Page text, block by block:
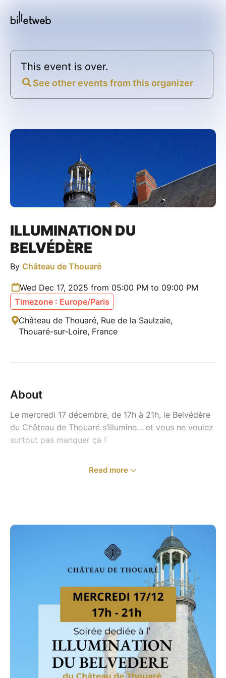
This event is over.
See other events from this organizer
ILLUMINATION DU
BELVÉDÈRE
By Château de Thouaré
Wed Dec 17, 2025 from 05:00 PM to 09:00 PM
Timezone : Europe/Paris
Château de Thouaré, Rue de la Saulzaie,
Thouaré-sur-Loire, France
About
Le mercredi 17 décembre, de 17h à 21h, le Belvédère
du Château de Thouaré s’illumine… et vous ne voulez
surtout pas manquer ça !
de Noël
- Marshmallows à griller pour une dégustation sous la
- Ateliers de confection de suspensions pour sapin
- à 19h : Illumination du Belvédère avec un mot des
… et d’autres ateliers et animations sont envisagés,
selon faisabilité et disponibilité !
Une soirée parfaite pour créer de beaux souvenirs, à
partager avec vos amis et votre famille dans un
Read more